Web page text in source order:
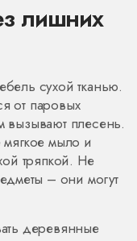
лишних
сухой тканью.
от паровых
вызывают плесень.
мягкое мыло и
тряпкой. Не
– они могут
деревянные